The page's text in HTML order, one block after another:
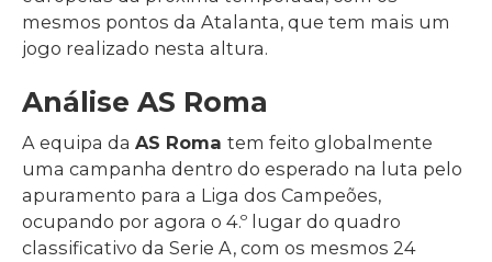
mesmos pontos da Atalanta, que tem mais um
jogo realizado nesta altura.
Análise AS Roma
A equipa da AS Roma tem feito globalmente
uma campanha dentro do esperado na luta pelo
apuramento para a Liga dos Campeões,
ocupando por agora o 4.º lugar do quadro
classificativo da Serie A, com os mesmos 24